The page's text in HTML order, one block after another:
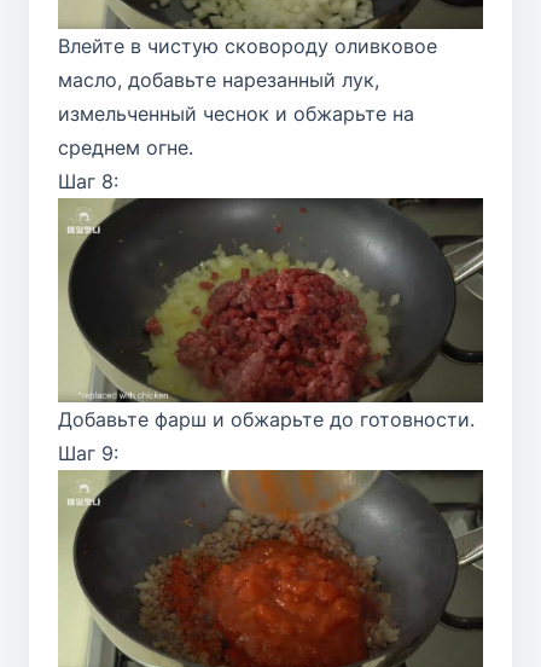
Влейте в чистую сковороду оливковое
масло, добавьте нарезанный лук,
измельченный чеснок и обжарьте на
среднем огне.
Шаг 8:
Добавьте фарш и обжарьте до готовности.
Шаг 9: